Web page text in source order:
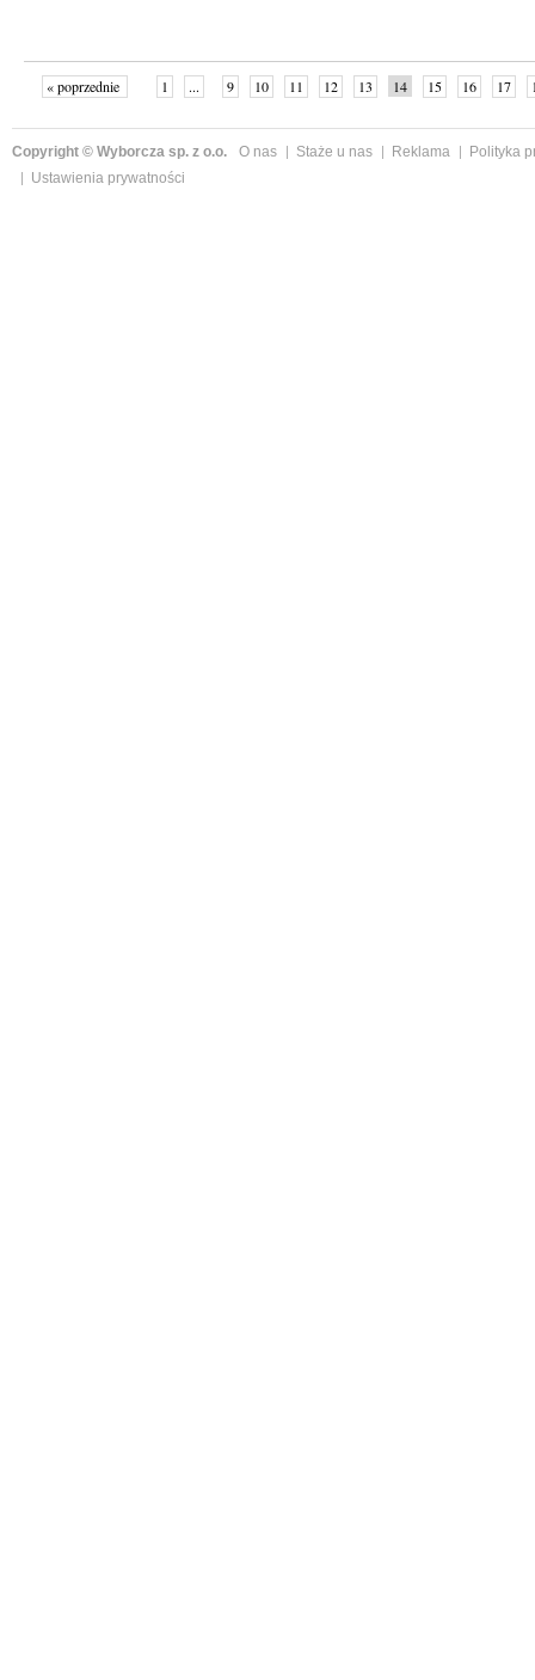
« poprzednie 1 ... 9 10 11 12 13 14 15 16 17
Copyright © Wyborcza sp. z o.o. O nas Staże u nas Reklama
Polityka
Ustawienia prywatności